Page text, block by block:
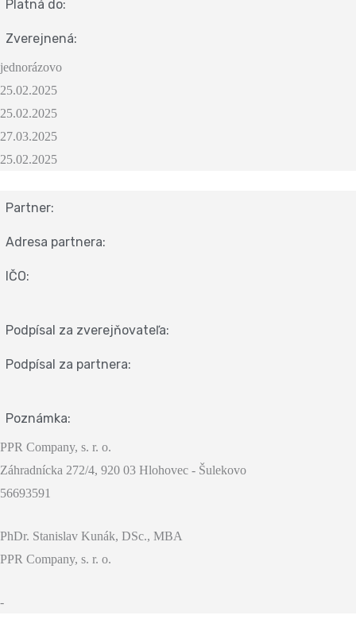
Platná do:
Zverejnená:
jednorázovo
25.02.2025
25.02.2025
27.03.2025
25.02.2025
Partner:
Adresa partnera:
IČO:
Podpísal za zverejňovateľa:
Podpísal za partnera:
Poznámka:
PPR Company, s. r. o.
Záhradnícka 272/4, 920 03 Hlohovec - Šulekovo
56693591
PhDr. Stanislav Kunák, DSc., MBA
PPR Company, s. r. o.
-